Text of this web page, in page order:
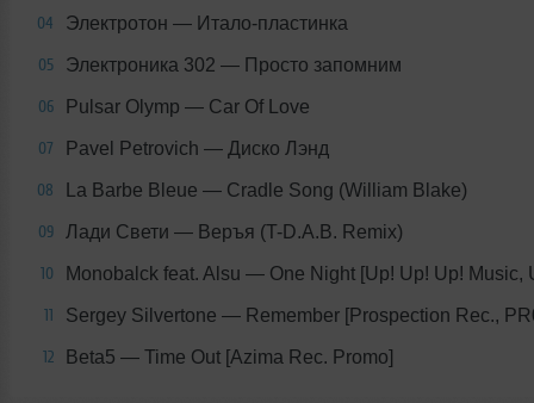
04 Электротон — Итало-пластинка
05 Электроника 302 — Просто запомним
06 Pulsar Olymp — Car Of Love
07 Pavel Petrovich — Диско Лэнд
08 La Barbe Bleue — Cradle Song (William Blake)
09 Лади Свети — Веръя (T-D.A.B. Remix)
10 Monobalck feat. Alsu — One Night [Up! Up! Up! Music,
11 Sergey Silvertone — Remember [Prospection Rec.,
12 Beta5 — Time Out [Azima Rec. Promo]